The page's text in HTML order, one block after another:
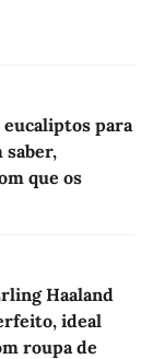
para
saber,
que os
Haaland
ideal
roupa de